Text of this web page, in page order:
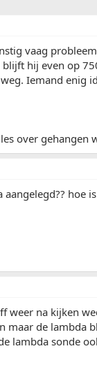
vaag
hij even op
Iemand enig
over gehangen
aangelegd?? hoe
weer na kijken
maar de lambda
lambda sonde